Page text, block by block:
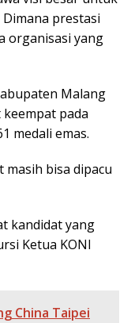
prestasi
organisasi yang
Malang
pada
medali emas.
bisa dipacu
kandidat yang
Ketua KONI
China Taipei